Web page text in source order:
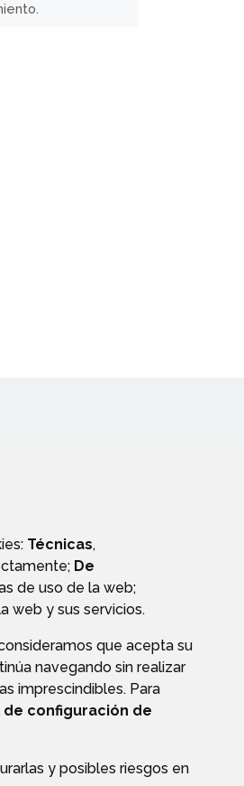
Técnicas,
De
de uso de la web;
web y sus servicios.
que acepta su
navegando sin realizar
imprescindibles. Para
de configuración de
y posibles riesgos en
ACCESIBILIDAD